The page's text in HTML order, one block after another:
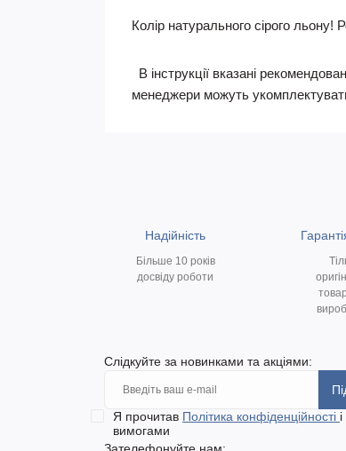
Колір натурального сірого льону!
В інструкції вказані
менеджери можуть
Надійність
Більше 10 років
досвіду роботи
Слідкуйте за новинками та акціями:
Я прочитав Політика конфіденційності
вимогами